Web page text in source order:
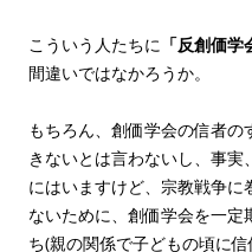
こういう人たちに 「反創価学
間違いではなかろうか。
もちろん、創価学会の信者
きないとは言わないし、事実
にはいますけど、宗教戦争
ないために、創価学会を一
ち(親の関係で子どもの頃に